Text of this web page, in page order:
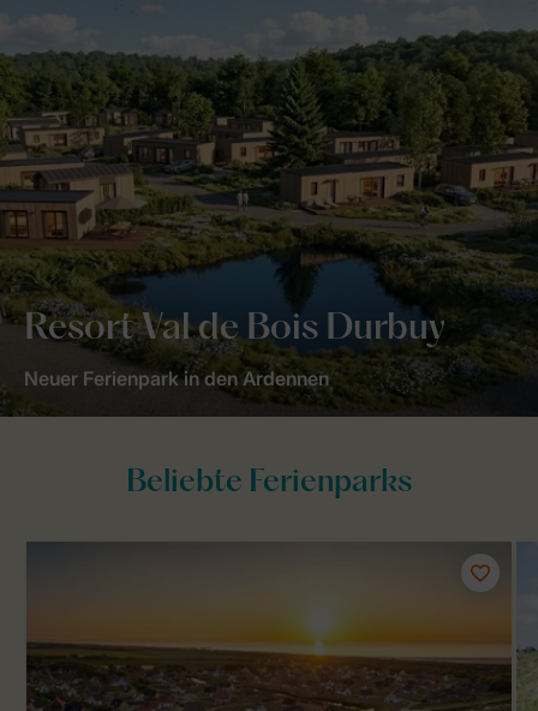
Resort Val de Bois Durbuy
Neuer Ferienpark in den Ardennen